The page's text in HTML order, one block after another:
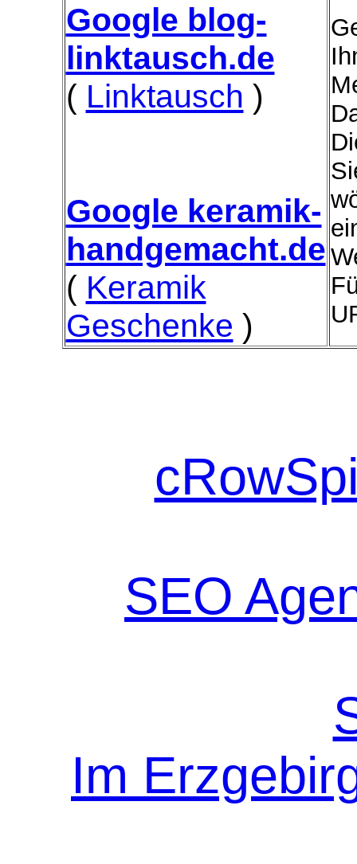
Google blog-
linktausch.de
( Linktausch )
Google keramik-
handgemacht.de
( Keramik
Geschenke )
SEO
Im